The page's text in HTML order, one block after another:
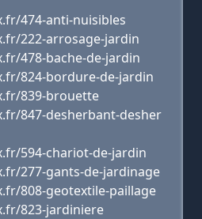
474-anti-nuisibles
222-arrosage-jardin
478-bache-de-jardin
824-bordure-de-jardin
839-brouette
847-desherbant-desher
594-chariot-de-jardin
277-gants-de-jardinage
808-geotextile-paillage
823-jardiniere